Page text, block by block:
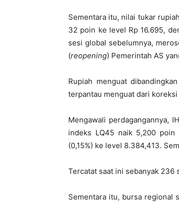
Sementara itu, nilai tukar
32 poin ke level Rp 16.695,
sesi global sebelumnya,
(reopening) Pemerintah AS
Rupiah menguat
terpantau menguat dari
Mengawali perdagangannya,
indeks LQ45 naik 5,200
(0,15%) ke level 8.384,413.
Tercatat saat ini sebanyak 236
Sementara itu, bursa regional